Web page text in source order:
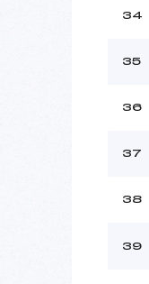
34
35
36
37
38
39